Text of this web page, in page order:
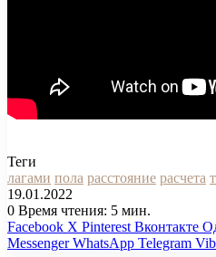
Теги
лагами пола расстояние расчета
19.01.2022
0 Время чтения: 5 мин.
Facebook X Pinterest Вконтакте
Messenger WhatsApp Telegram